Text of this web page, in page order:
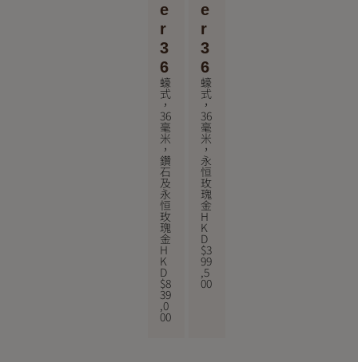
e
r
3
6
蠔
式
，
36
毫
米
，
鑽
石
及
永
恒
玫
瑰
金
H
K
D
$8
39
,0
00
e
r
3
6
蠔
式
，
36
毫
米
，
永
恒
玫
瑰
金
H
K
D
$3
99
,5
00